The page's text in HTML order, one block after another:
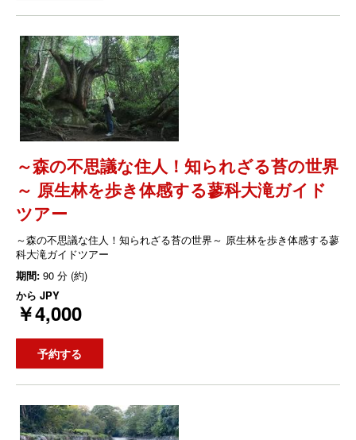
～森の不思議な住人！知られざる苔の世界
～ 原生林を歩き体感する蓼科大滝ガイド
ツアー
～森の不思議な住人！知られざる苔の世界～ 原生林を歩き体感する蓼
科大滝ガイドツアー
期間: 90 分 (約)
から JPY
￥4,000
予約する